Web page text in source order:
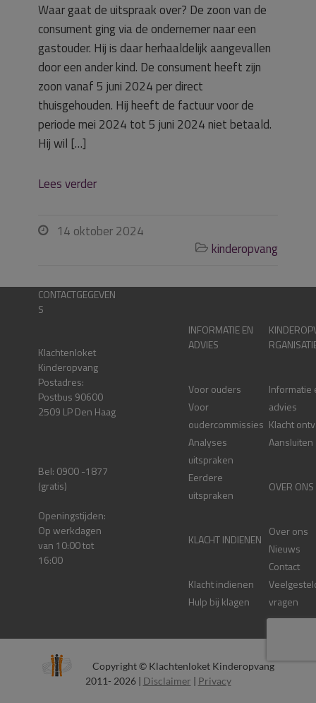
Waar gaat de uitspraak over? De zoon van de
consument ging via de ondernemer naar een
gastouder. Hij is daar herhaaldelijk aangevallen
door een ander kind. De consument heeft zijn
zoon vanaf 5 juni 2024 per direct
thuisgehouden. Hij heeft de factuur voor de
periode mei 2024 tot 5 juni 2024 niet betaald.
Hij wil […]
Lees verder
 14 oktober 2024
 kinderopvang
CONTACTGEGEVEN
S
Klachtenloket
Kinderopvang
Postadres:
Postbus 90600
2509 LP Den Haag
Bel: 0900 -1877
(gratis)
Openingstijden:
Op werkdagen
van 10:00 tot
16:00
INFORMATIE EN
ADVIES
Voor ouders
Voor
oudercommissies
Analyses
uitspraken
Eerdere
uitspraken
KLACHT INDIENEN
Klacht indienen
Hulp bij klagen
Informatie
advies
Klacht
Aansluiten
OVER ONS
Over ons
Nieuws
Contact
vragen
Copyright © Klachtenloket Kinderopvang
2011- 2026 | Disclaimer | Privacy